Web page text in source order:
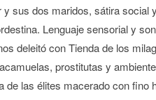
y sus dos maridos, sátira social
Lenguaje sensorial y
deleitó con Tienda de los
prostitutas y
de las élites macerado con fino